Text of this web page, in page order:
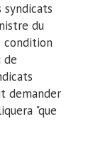
syndicats
du
condition
de
demander
"que